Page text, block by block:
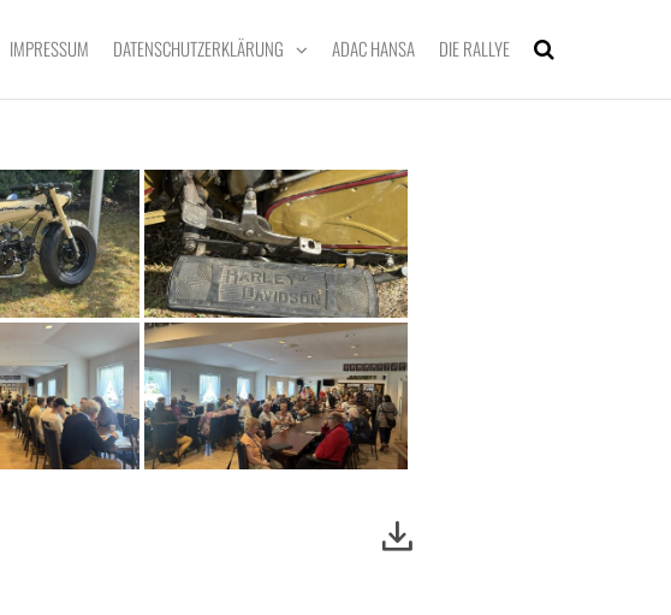
IMPRESSUM DATENSCHUTZERKLÄRUNG ADAC HANSA DIE RALLYE